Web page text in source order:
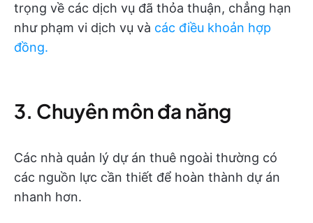
trọng về các dịch vụ đã thỏa thuận, chẳng hạn
như phạm vi dịch vụ và các điều khoản hợp
đồng.
3. Chuyên môn đa năng
Các nhà quản lý dự án thuê ngoài thường có
các nguồn lực cần thiết để hoàn thành dự án
nhanh hơn.